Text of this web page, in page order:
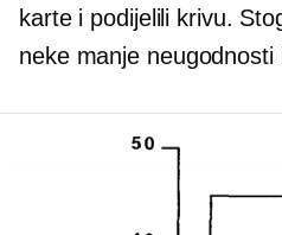
karte i podijelili krivu.
neke manje neugodnosti